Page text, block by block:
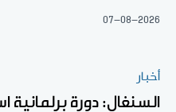
07-08-2026
أخبار
السنغال: دورة